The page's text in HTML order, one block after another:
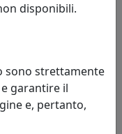
disponibili.
sono strettamente
garantire il
e, pertanto,